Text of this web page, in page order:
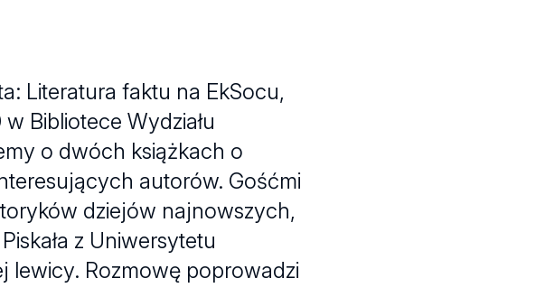
Literatura faktu na EkSocu,
Bibliotece Wydziału
o dwóch książkach o
autorów. Gośćmi
dziejów najnowszych,
z Uniwersytetu
lewicy. Rozmowę poprowadzi